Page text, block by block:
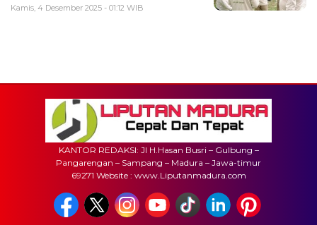
Kamis, 4 Desember 2025 - 01:12 WIB
KANTOR REDAKSI: Jl H.Hasan Busri – Gulbung –
Pangarengan – Sampang – Madura – Jawa-timur
69271 Website : www.Liputanmadura.com